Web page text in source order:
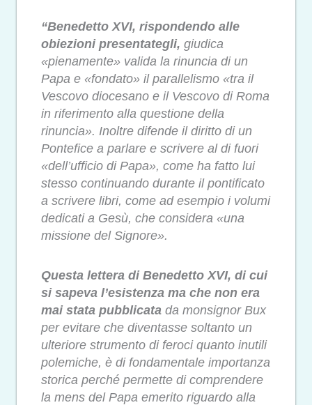
“Benedetto XVI, rispondendo alle
obiezioni presentategli, giudica
«pienamente» valida la rinuncia di un
Papa e «fondato» il parallelismo «tra il
Vescovo diocesano e il Vescovo di Roma
in riferimento alla questione della
rinuncia». Inoltre difende il diritto di un
Pontefice a parlare e scrivere al di fuori
«dell’ufficio di Papa», come ha fatto lui
stesso continuando durante il pontificato
a scrivere libri, come ad esempio i volumi
dedicati a Gesù, che considera «una
missione del Signore».
Questa lettera di Benedetto XVI, di cui
si sapeva l’esistenza ma che non era
mai stata pubblicata da monsignor Bux
per evitare che diventasse soltanto un
ulteriore strumento di feroci quanto inutili
polemiche, è di fondamentale importanza
storica perché permette di comprendere
la mens del Papa emerito riguardo alla